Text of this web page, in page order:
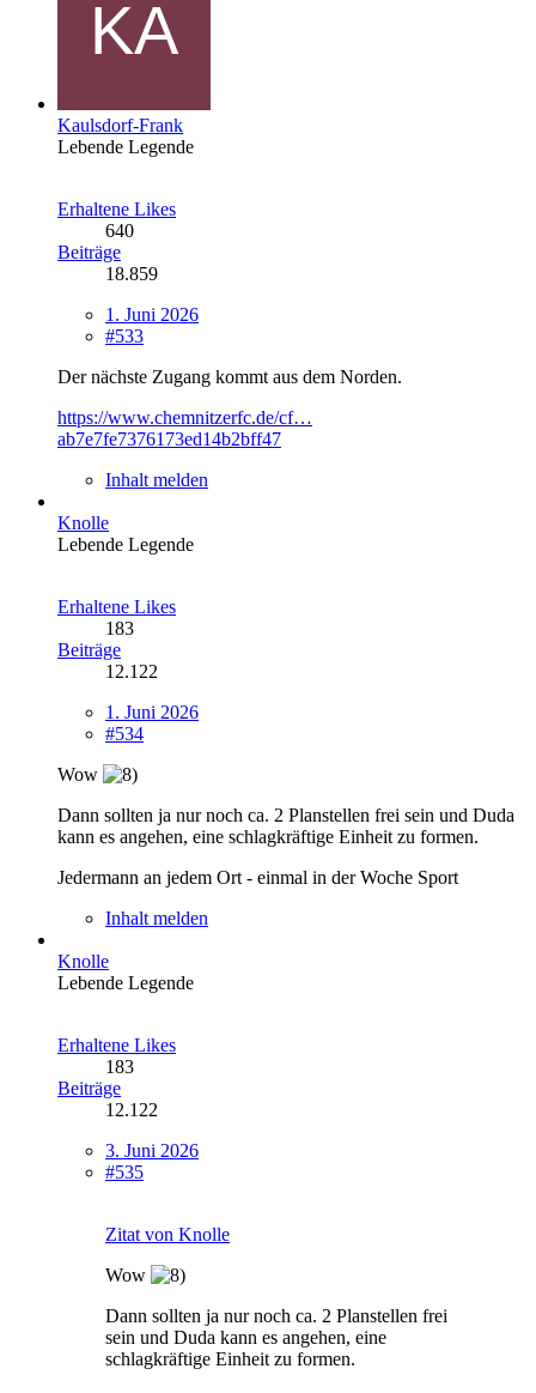
Kaulsdorf-Frank
Lebende Legende
Erhaltene Likes
640
Beiträge
18.859
1. Juni 2026
#533
Der nächste Zugang kommt aus dem Norden.
https://www.chemnitzerfc.de/cf…
ab7e7fe7376173ed14b2bff47
Inhalt melden
Knolle
Lebende Legende
Erhaltene Likes
183
Beiträge
12.122
1. Juni 2026
#534
Wow
Dann sollten ja nur noch ca. 2 Planstellen frei sein und Duda
kann es angehen, eine schlagkräftige Einheit zu formen.
Jedermann an jedem Ort - einmal in der Woche Sport
Inhalt melden
Knolle
Lebende Legende
Erhaltene Likes
183
Beiträge
12.122
3. Juni 2026
#535
Zitat von Knolle
Wow
Dann sollten ja nur noch ca. 2 Planstellen frei
sein und Duda kann es angehen, eine
schlagkräftige Einheit zu formen.